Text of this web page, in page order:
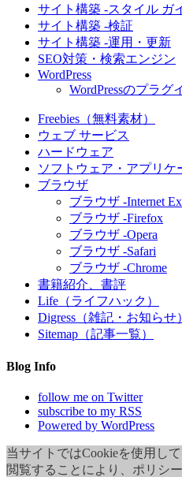
サイト構築 -スタイル ガ
サイト構築 -検証
サイト構築 -運用・更新
SEO対策・検索エンジン
WordPress
WordPressのプラグ
Freebies（無料素材）
ウェブ サービス
ハードウェア
ソフトウェア・アプリケ
ブラウザ
ブラウザ -Internet
ブラウザ -Firefox
ブラウザ -Opera
ブラウザ -Safari
ブラウザ -Chrome
書籍紹介、書評
Life（ライフハック）
Digress（雑記・お知らせ）
Sitemap（記事一覧）
Blog Info
follow me on Twitter
subscribe to my RSS
Powered by WordPress
当サイトではCookieを使用し
閲覧することにより、ポリシ